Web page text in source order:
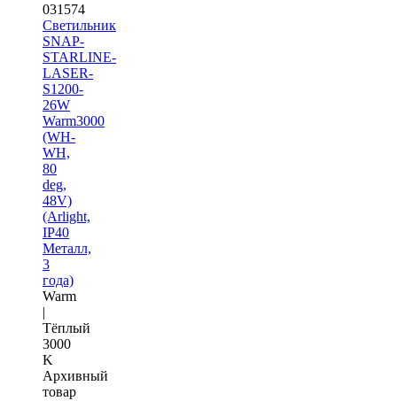
031574
Светильник
SNAP-
STARLINE-
LASER-
S1200-
26W
Warm3000
(WH-
WH,
80
deg,
48V)
(Arlight,
IP40
Металл,
3
года)
Warm
|
Тёплый
3000
K
Архивный
товар